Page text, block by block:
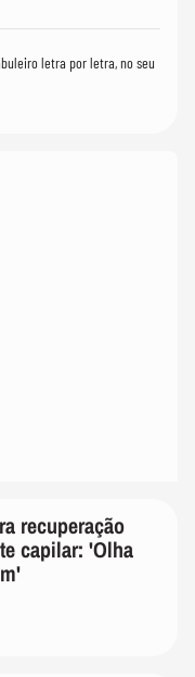
letra por letra, no seu
recuperação
capilar: 'Olha